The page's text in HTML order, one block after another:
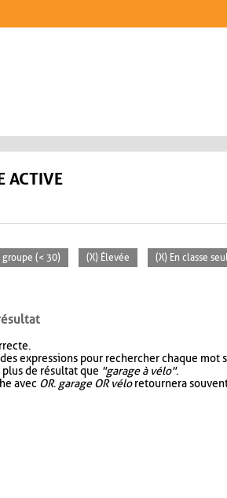
ACTIVE
groupe (< 30) (X) Élevée (X) En classe
expressions pour rechercher chaque mot
de résultat que "garage à vélo".
avec OR. garage OR véloretournera